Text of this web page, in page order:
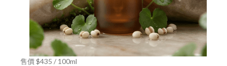
售價 $435 / 100ml